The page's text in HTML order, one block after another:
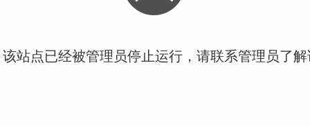
站点已经被管理员停止运行，请联系管理员了